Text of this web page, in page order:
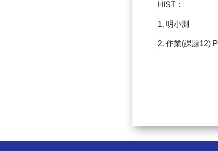
HIST：
1. 明小測
2. 作業(課題12)